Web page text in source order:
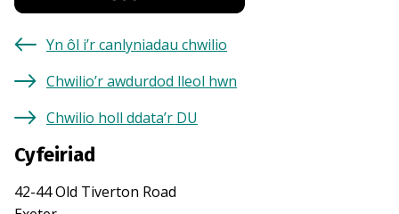
Yn ôl i’r canlyniadau chwilio
Chwilio’r awdurdod lleol hwn
Chwilio holl ddata’r DU
Cyfeiriad
42-44 Old Tiverton Road